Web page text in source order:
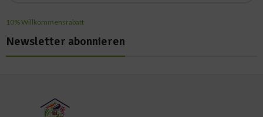
10% Willkommensrabatt
Newsletter abonnieren